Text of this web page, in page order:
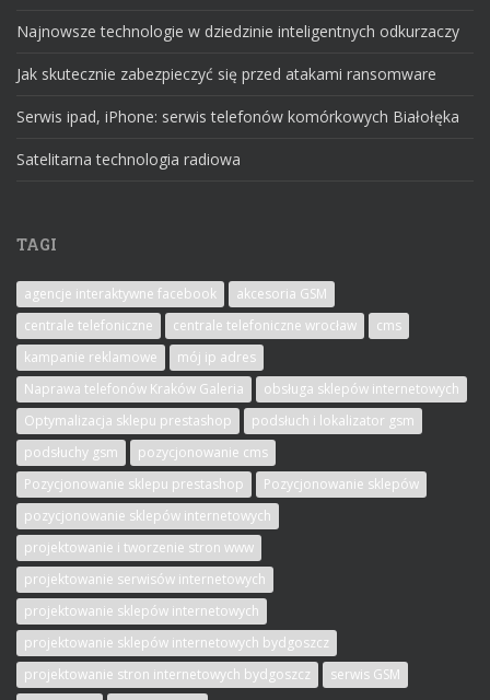
Najnowsze technologie w dziedzinie inteligentnych odkurzaczy
Jak skutecznie zabezpieczyć się przed atakami ransomware
Serwis ipad, iPhone: serwis telefonów komórkowych Białołęka
Satelitarna technologia radiowa
TAGI
agencje interaktywne facebook
akcesoria GSM
centrale telefoniczne
centrale telefoniczne wrocław
cms
kampanie reklamowe
mój ip adres
Naprawa telefonów Kraków Galeria
obsługa sklepów internetowych
Optymalizacja sklepu prestashop
podsłuch i lokalizator gsm
podsłuchy gsm
pozycjonowanie cms
Pozycjonowanie sklepu prestashop
Pozycjonowanie sklepów
pozycjonowanie sklepów internetowych
projektowanie i tworzenie stron www
projektowanie serwisów internetowych
projektowanie sklepów internetowych
projektowanie sklepów internetowych bydgoszcz
projektowanie stron internetowych bydgoszcz
serwis GSM